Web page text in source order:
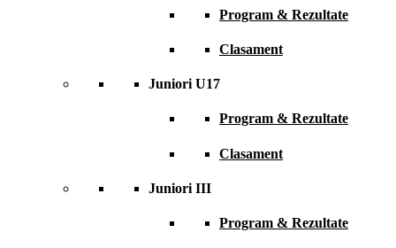
Program & Rezultate
Clasament
Juniori U17
Program & Rezultate
Clasament
Juniori III
Program & Rezultate